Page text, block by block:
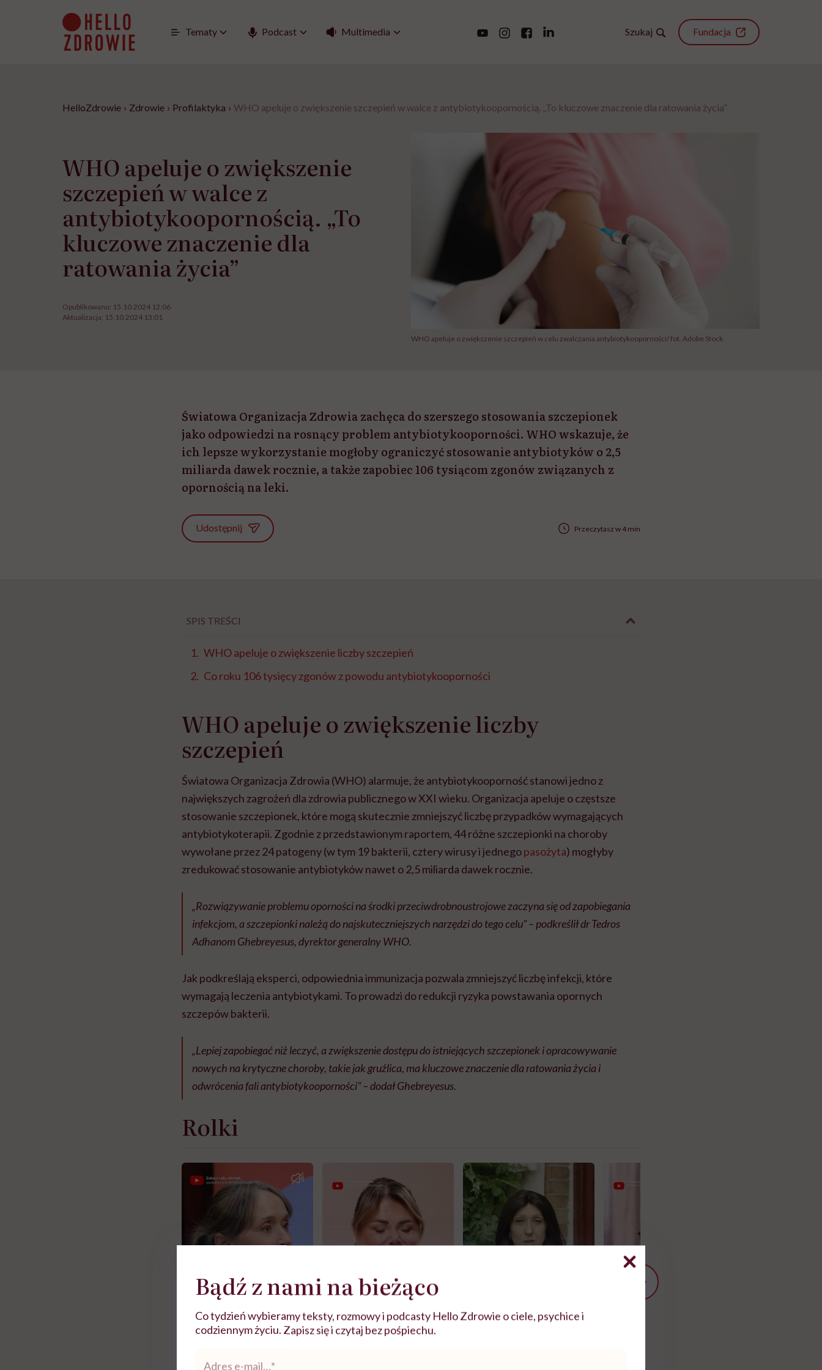
Tematy Podcast Multimedia Szukaj Fundacja
HelloZdrowie › Zdrowie › Profilaktyka › WHO apeluje o zwiększenie szczepień w walce z antybiotykoopornością. „To kluczowe znaczenie dla ratowania życia”
WHO apeluje o zwiększenie
szczepień w walce z
antybiotykoopornością. „To
kluczowe znaczenie dla
ratowania życia”
Opublikowano: 15.10.2024 12:06
Aktualizacja: 15.10.2024 13:01
WHO apeluje o zwiększenie szczepień w celu zwalczania antybiotykooporności/ fot. Adobe Stock
Światowa Organizacja Zdrowia zachęca do szerszego stosowania szczepionek
jako odpowiedzi na rosnący problem antybiotykooporności. WHO wskazuje, że
ich lepsze wykorzystanie mogłoby ograniczyć stosowanie antybiotyków o 2,5
miliarda dawek rocznie, a także zapobiec 106 tysiącom zgonów związanych z
opornością na leki.
Udostępnij Przeczytasz w 4 min
SPIS TREŚCI
WHO apeluje o zwiększenie liczby szczepień
Co roku 106 tysięcy zgonów z powodu antybiotykooporności
WHO apeluje o zwiększenie liczby
szczepień
Światowa Organizacja Zdrowia (WHO) alarmuje, że antybiotykooporność stanowi jedno z
największych zagrożeń dla zdrowia publicznego w XXI wieku. Organizacja apeluje o częstsze
stosowanie szczepionek, które mogą skutecznie zmniejszyć liczbę przypadków wymagających
antybiotykoterapii. Zgodnie z przedstawionym raportem, 44 różne szczepionki na choroby
wywołane przez 24 patogeny (w tym 19 bakterii, cztery wirusy i jednegopasożyta) mogłyby
zredukować stosowanie antybiotyków nawet o 2,5 miliarda dawek rocznie.
„Rozwiązywanie problemu oporności na środki przeciwdrobnoustrojowe zaczyna się od zapobiegania
infekcjom, a szczepionki należą do najskuteczniejszych narzędzi do tego celu” – podkreślił dr Tedros
Adhanom Ghebreyesus, dyrektor generalny WHO.
Jak podkreślają eksperci, odpowiednia immunizacja pozwala zmniejszyć liczbę infekcji, które
wymagają leczenia antybiotykami. To prowadzi do redukcji ryzyka powstawania opornych
szczepów bakterii.
„Lepiej zapobiegać niż leczyć, a zwiększenie dostępu do istniejących szczepionek i opracowywanie
nowych na krytyczne choroby, takie jak gruźlica, ma kluczowe znaczenie dla ratowania życia i
odwrócenia fali antybiotykooporności” – dodał Ghebreyesus.
Rolki
Zobacz więcej
Bądź z nami na bieżąco
Co tydzień wybieramy teksty, rozmowy i podcasty Hello Zdrowie o ciele, psychice i
codziennym życiu. Zapisz się i czytaj bez pośpiechu.